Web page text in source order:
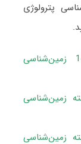
پترولوژی
دانلود سؤالات آزمون دکتری 1400 زمین‌شناسی
آزمون دکتری 98 رشته زمین‌شناسی
آزمون دکتری 97 رشته زمین‌شناسی